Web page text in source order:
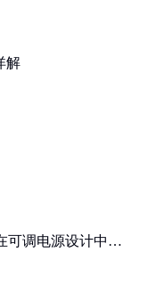
解
可调电源设计中的